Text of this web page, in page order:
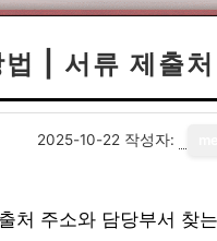
| 서류 제출
2025-10-22 작성자:
처 주소와 담당부서 찾